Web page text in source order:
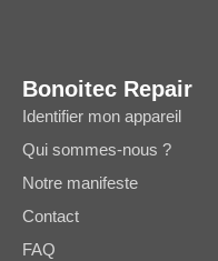
Bonoitec Repair
Identifier mon appareil
Qui sommes-nous ?
Notre manifeste
Contact
FAQ